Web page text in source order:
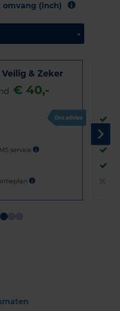
omvang (inch)
& Zeker
€ 40,-
service